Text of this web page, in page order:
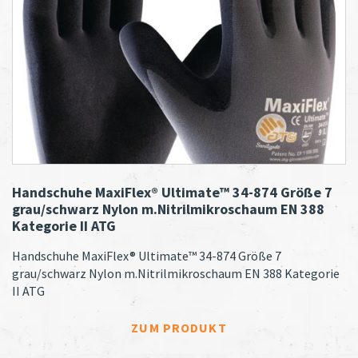
Handschuhe MaxiFlex® Ultimate™ 34-874 Größe 7
grau/schwarz Nylon m.Nitrilmikroschaum EN 388
Kategorie II ATG
Handschuhe MaxiFlex® Ultimate™ 34-874 Größe 7
grau/schwarz Nylon m.Nitrilmikroschaum EN 388 Kategorie
II ATG
ZUM PRODUKT